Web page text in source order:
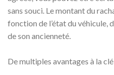
sans souci. Le montant du
fonction de l’état du véhicule,
de son ancienneté.
De multiples avantages à la clé